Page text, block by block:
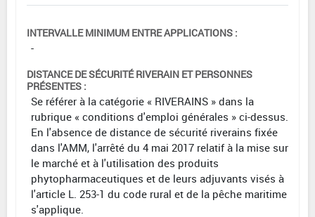
INTERVALLE MINIMUM ENTRE APPLICATIONS :
-
DISTANCE DE SÉCURITÉ RIVERAIN ET PERSONNES
PRÉSENTES :
Se référer à la catégorie « RIVERAINS » dans la
rubrique « conditions d'emploi générales » ci-dessus.
En l'absence de distance de sécurité riverains fixée
dans l'AMM, l'arrêté du 4 mai 2017 relatif à la mise sur
le marché et à l'utilisation des produits
phytopharmaceutiques et de leurs adjuvants visés à
l'article L. 253-1 du code rural et de la pêche maritime
s'applique.